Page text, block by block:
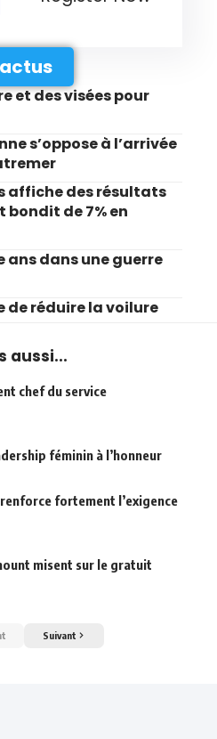
et des visées pour
s’oppose à l’arrivée
affiche des résultats
bondit de 7% en
dans une guerre
de réduire la voilure
aussi...
chef du service
féminin à l’honneur
fortement l’exigence
misent sur le gratuit
Suivant